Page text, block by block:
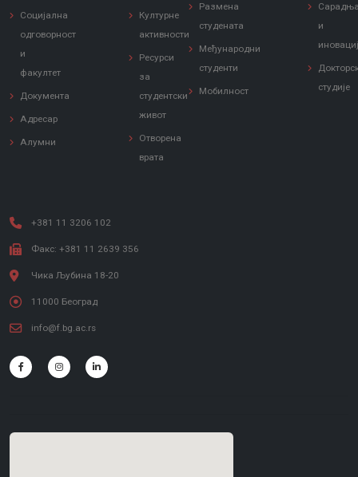
Социјална
одговорност
и
факултет
Документа
Адресар
Алумни
Културне
активности
Ресурси
за
студентски
живот
Отворена
врата
Размена
студената
Међународни
студенти
Мобилност
и
студије
+381 11 3206 102
Факс: +381 11 2639 356
Чика Љубина 18-20
11000 Београд
info@f.bg.ac.rs